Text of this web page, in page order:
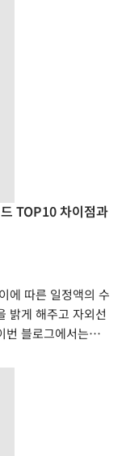
TOP10 차이점과
에 따른 일정액의 수
밝게 해주고 자외선
번 블로그에서는…